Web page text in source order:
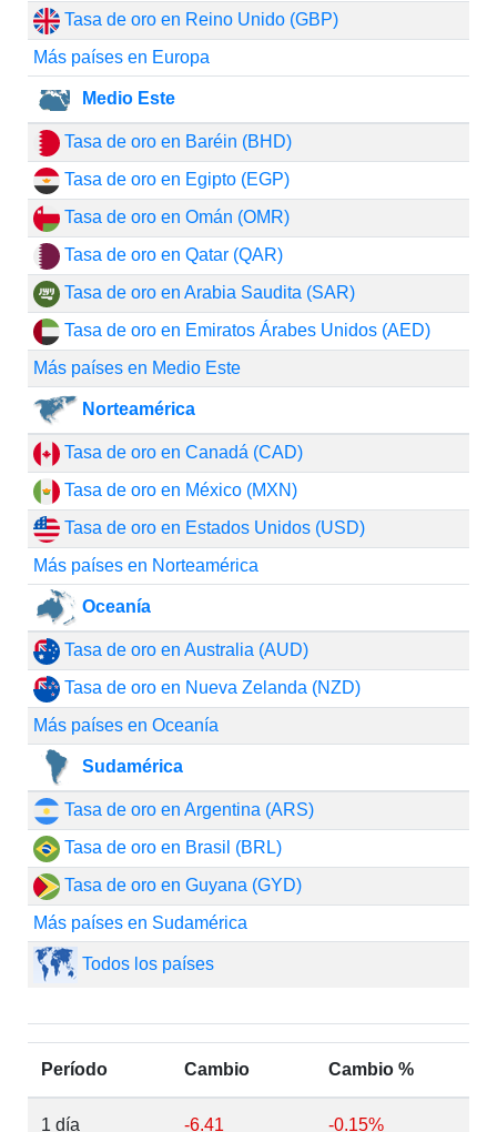
Tasa de oro en Reino Unido (GBP)
Más países en Europa
Medio Este
Tasa de oro en Baréin (BHD)
Tasa de oro en Egipto (EGP)
Tasa de oro en Omán (OMR)
Tasa de oro en Qatar (QAR)
Tasa de oro en Arabia Saudita (SAR)
Tasa de oro en Emiratos Árabes Unidos (AED)
Más países en Medio Este
Norteamérica
Tasa de oro en Canadá (CAD)
Tasa de oro en México (MXN)
Tasa de oro en Estados Unidos (USD)
Más países en Norteamérica
Oceanía
Tasa de oro en Australia (AUD)
Tasa de oro en Nueva Zelanda (NZD)
Más países en Oceanía
Sudamérica
Tasa de oro en Argentina (ARS)
Tasa de oro en Brasil (BRL)
Tasa de oro en Guyana (GYD)
Más países en Sudamérica
Todos los países
Período Cambio Cambio %
1 día -6.41 -0.15%